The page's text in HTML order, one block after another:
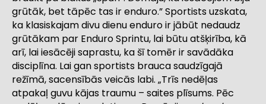
grūtāk, bet tāpēc tas ir enduro.” Sportists uzskata,
ka klasiskajam divu dienu enduro ir jābūt nedaudz
grūtākam par Enduro Sprintu, lai būtu atšķirība, kā
arī, lai iesācēji saprastu, ka šī tomēr ir savādāka
disciplīna. Lai gan sportists brauca saudzīgajā
režīmā, sacensībās veicās labi. „Trīs nedēļas
atpakaļ guvu kājas traumu – saites plīsums. Pēc